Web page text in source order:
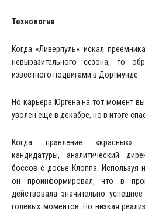
Технология
Когда «Ливерпуль» искал преемника
невыразительного сезона, то
известного подвигами в Дортмунде.
Но карьера Юргена на тот момент
уволен еще в декабре, но в итоге
Когда правление «красных»
кандидатуры, аналитический
боссов с досье Клоппа. Используя
он проинформировал, что в
действовала значительно
голевых моментов. Но низкая